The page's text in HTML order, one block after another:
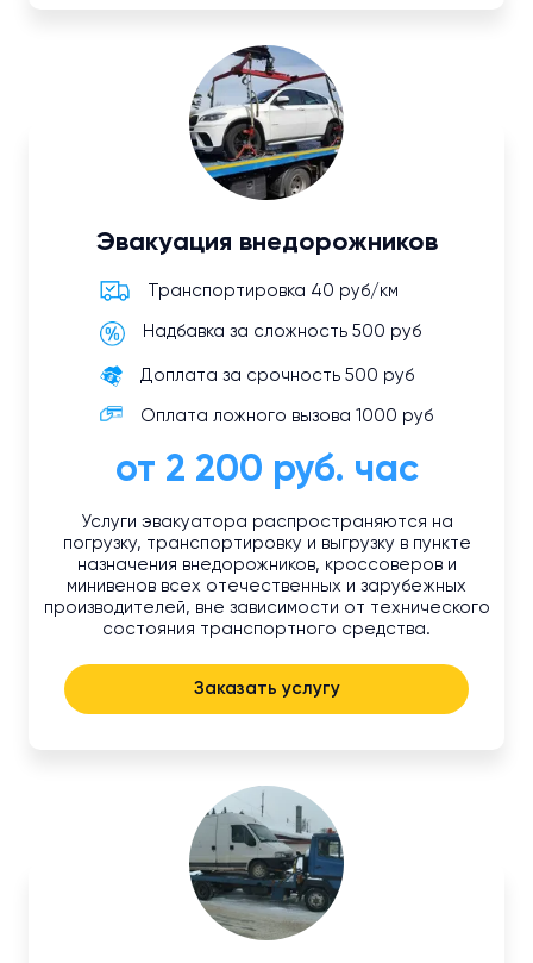
Эвакуация внедорожников
Транспортировка 40 руб/км
Надбавка за сложность 500 руб
Доплата за срочность 500 руб
Оплата ложного вызова 1000 руб
от 2 200 руб. час
Услуги эвакуатора распространяются на
погрузку, транспортировку и выгрузку в пункте
назначения внедорожников, кроссоверов и
минивенов всех отечественных и зарубежных
производителей, вне зависимости от технического
состояния транспортного средства.
Заказать услугу